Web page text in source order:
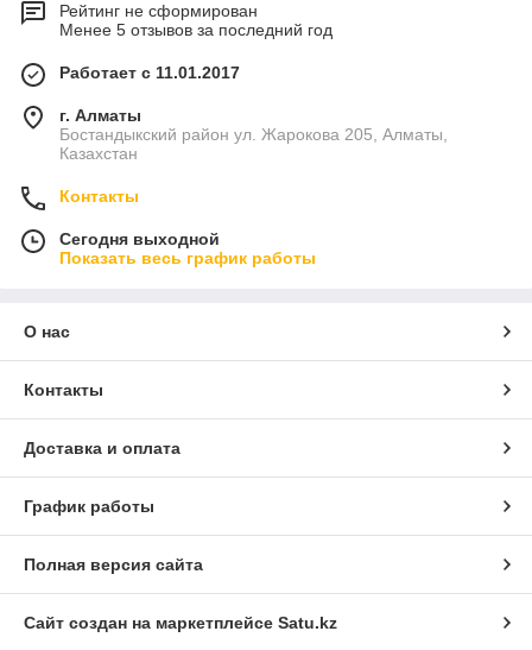
Рейтинг не сформирован
Менее 5 отзывов за последний год
Работает с 11.01.2017
г. Алматы
Бостандыкский район ул. Жарокова 205, Алматы,
Казахстан
Контакты
Сегодня выходной
Показать весь график работы
О нас
Контакты
Доставка и оплата
График работы
Полная версия сайта
Сайт создан на маркетплейсе Satu.kz